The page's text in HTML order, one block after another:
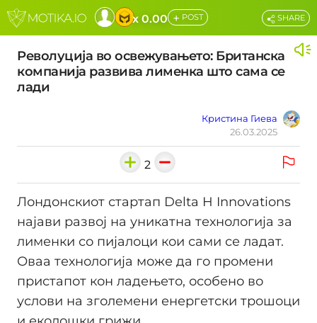
x 0.00 + POST
Револуција во освежувањето: Британска
компанија развива лименка што сама се
лади
Кристина Гиева
26.03.2025
SHARE
2
Лондонскиот стартап Delta H Innovations
најави развој на уникатна технологија за
лименки со пијалоци кои сами се ладат.
Оваа технологија може да го промени
пристапот кон ладењето, особено во
услови на зголемени енергетски трошоци